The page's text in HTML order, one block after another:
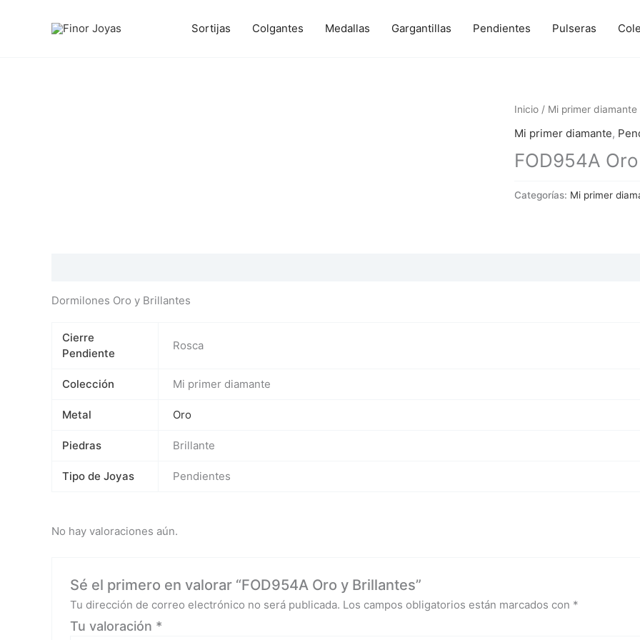
Sortijas Colgantes Medallas Gargantillas Pendientes Pulseras
Inicio / Mi primer diamante
Mi primer diamante,
FOD954A
Categorías: Mi primer
Dormilones Oro y Brillantes
Cierre
Pendiente
Rosca
Colección Mi primer diamante
Metal Oro
Piedras Brillante
Tipo de Joyas Pendientes
No hay valoraciones aún.
Sé el primero en valorar “FOD954A Oro y Brillantes”
Tu dirección de correo electrónico no será publicada. Los campos obligatorios están marcados con *
Tu valoración *